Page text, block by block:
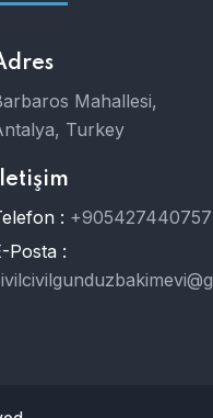
Mahallesi,
Turkey
: +905427440757
Posta :